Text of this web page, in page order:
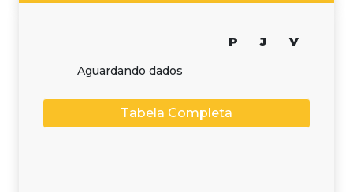
P J V
Aguardando dados
Tabela Completa